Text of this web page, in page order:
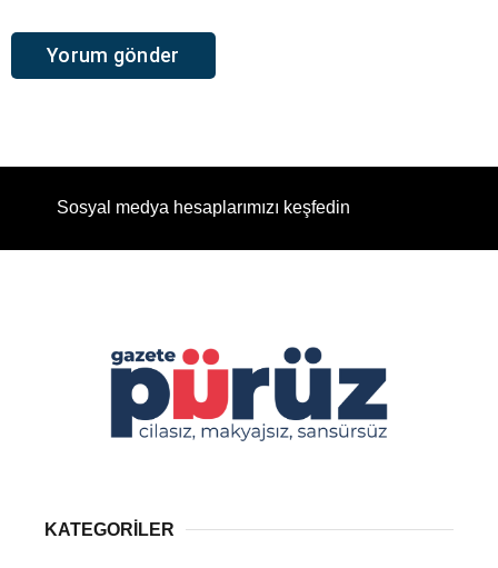
Sosyal medya hesaplarımızı keşfedin
KATEGORİLER